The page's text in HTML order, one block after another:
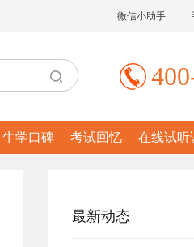
微信小助手
牛学口碑 考试回忆 在线试听
最新动态